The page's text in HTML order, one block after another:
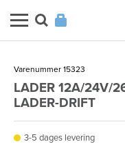
Varenummer 15323
LADER 12A/24V/
LADER-DRIFT
3-5 dages levering